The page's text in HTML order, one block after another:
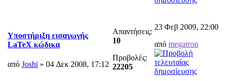
Υποστήριξη εισαγωγής
LaTeX κώδικα
από Joshi » 04 Δεκ 2008, 17:12
Απαντήσεις:
10
Προβολές:
22205
23 Φεβ 2009, 22:00
από megatron